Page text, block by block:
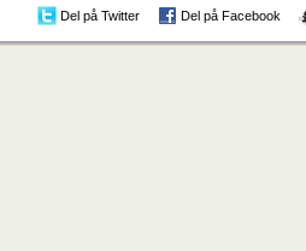
Del på Twitter
Del på Facebook